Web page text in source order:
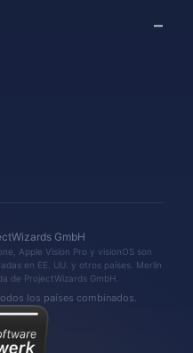
GmbH
Apple Vision Pro y visionOS son
en EE. UU. y otros países. Merlin
de ProjectWizards GmbH.
los países combinados.